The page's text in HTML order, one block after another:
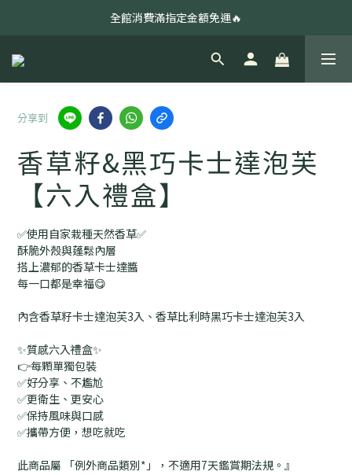
全館消費滿指定金額免運🔥
全館消費滿指定金額免運🔥
分享到
香草籽&黑巧卡士達泡芙
【六入禮盒】
✅使用自家栽種天然香草✅
酥脆外殼與蓬鬆內層
搭上濃郁的香草卡士達醬
每一口都是幸福😋
內含香草籽卡士達泡芙3入、香草比利時黑巧卡士達泡芙3入
✨質感六入禮盒✨
👉每顆單獨包裝
✅好分享、不尷尬
✅更衛生、更安心
✅保持風味與口感
✅攜帶方便，想吃就吃
此商品屬 「例外商品類別*」，不適用7天鑑賞期法規。』